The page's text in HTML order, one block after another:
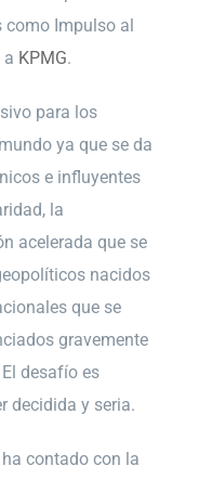
como Impulso al
a KPMG.
para los
ya que se da
e influyentes
la
acelerada que se
nacidos
que se
gravemente
desafío es
decidida y seria.
contado con la